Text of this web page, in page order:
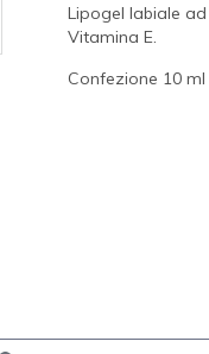
Lipogel labiale
Vitamina E.
Confezione 10 ml